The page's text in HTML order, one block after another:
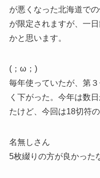
が悪くなった北海道で
が限定されますが、一
かと思います。
(；ω；)
毎年使っていたが、第
く下がった。今年は数
たけど、今回は18切符
名無しさん
5枚綴りの方が良かった